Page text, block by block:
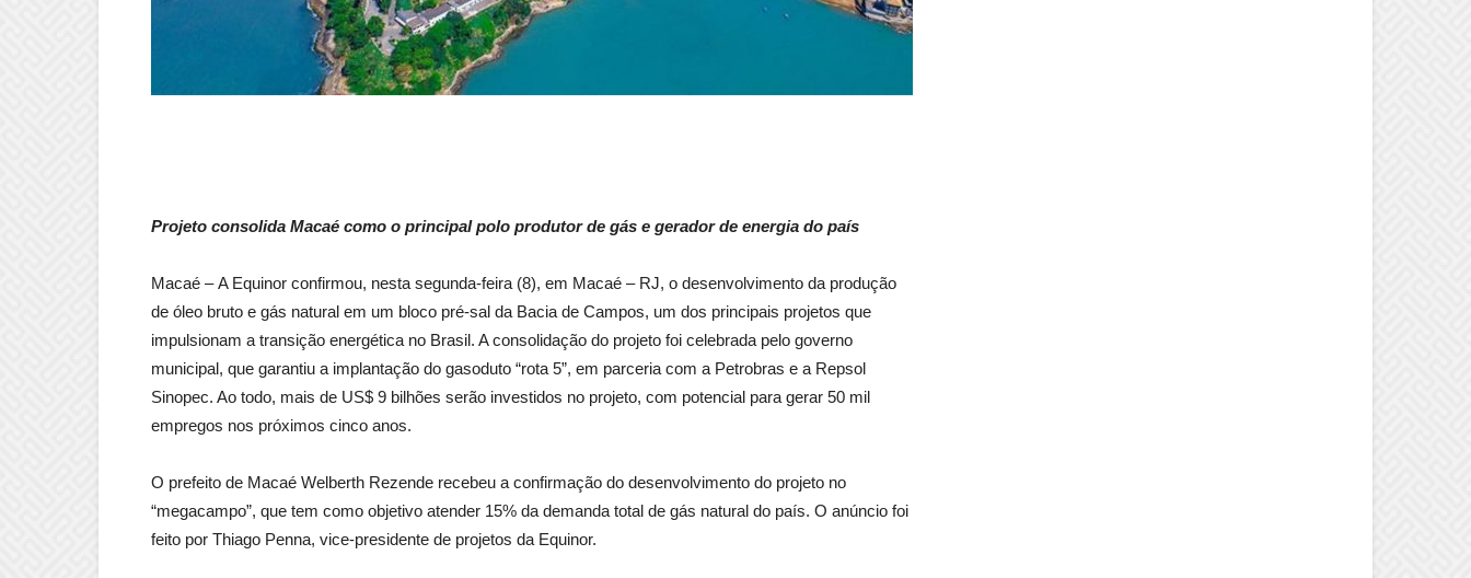
Projeto consolida Macaé como o principal polo produtor de gás e gerador de energia do país
Macaé – A Equinor confirmou, nesta segunda-feira (8), em Macaé – RJ, o desenvolvimento da produção
de óleo bruto e gás natural em um bloco pré-sal da Bacia de Campos, um dos principais projetos que
impulsionam a transição energética no Brasil. A consolidação do projeto foi celebrada pelo governo
municipal, que garantiu a implantação do gasoduto “rota 5”, em parceria com a Petrobras e a Repsol
Sinopec. Ao todo, mais de US$ 9 bilhões serão investidos no projeto, com potencial para gerar 50 mil
empregos nos próximos cinco anos.
O prefeito de Macaé Welberth Rezende recebeu a confirmação do desenvolvimento do projeto no
“megacampo”, que tem como objetivo atender 15% da demanda total de gás natural do país. O anúncio foi
feito por Thiago Penna, vice-presidente de projetos da Equinor.